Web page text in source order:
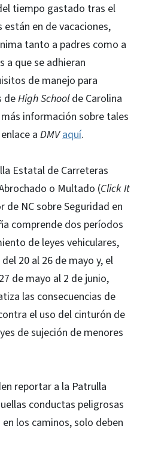
tiempo gastado tras el
en de vacaciones,
tanto a padres como a
a que se adhieran
de manejo para
deHigh Schoolde Carolina
información sobre tales
aDMV aquí.
Estatal de Carreteras
o Multado (Click It
de NC sobre Seguridad en
comprende dos períodos
de leyes vehiculares,
20 al 26 de mayo y, el
de mayo al 2 de junio,
las consecuencias de
el uso del cinturón de
de sujeción de menores
reportar a la Patrulla
conductas peligrosas
los caminos, solo deben